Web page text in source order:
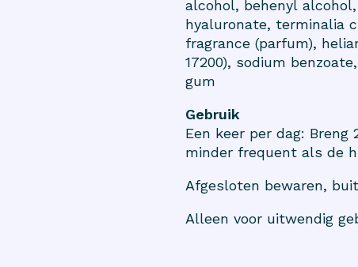
alcohol, behenyl
hyaluronate, terminalia
fragrance (parfum),
17200), sodium
gum
Gebruik
Een keer per dag:
minder frequent als de
Afgesloten bewaren,
Alleen voor uitwendig